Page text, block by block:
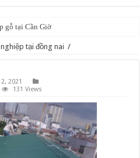
gỗ tại Cần Giờ
tại đồng nai /
2021
131 Views